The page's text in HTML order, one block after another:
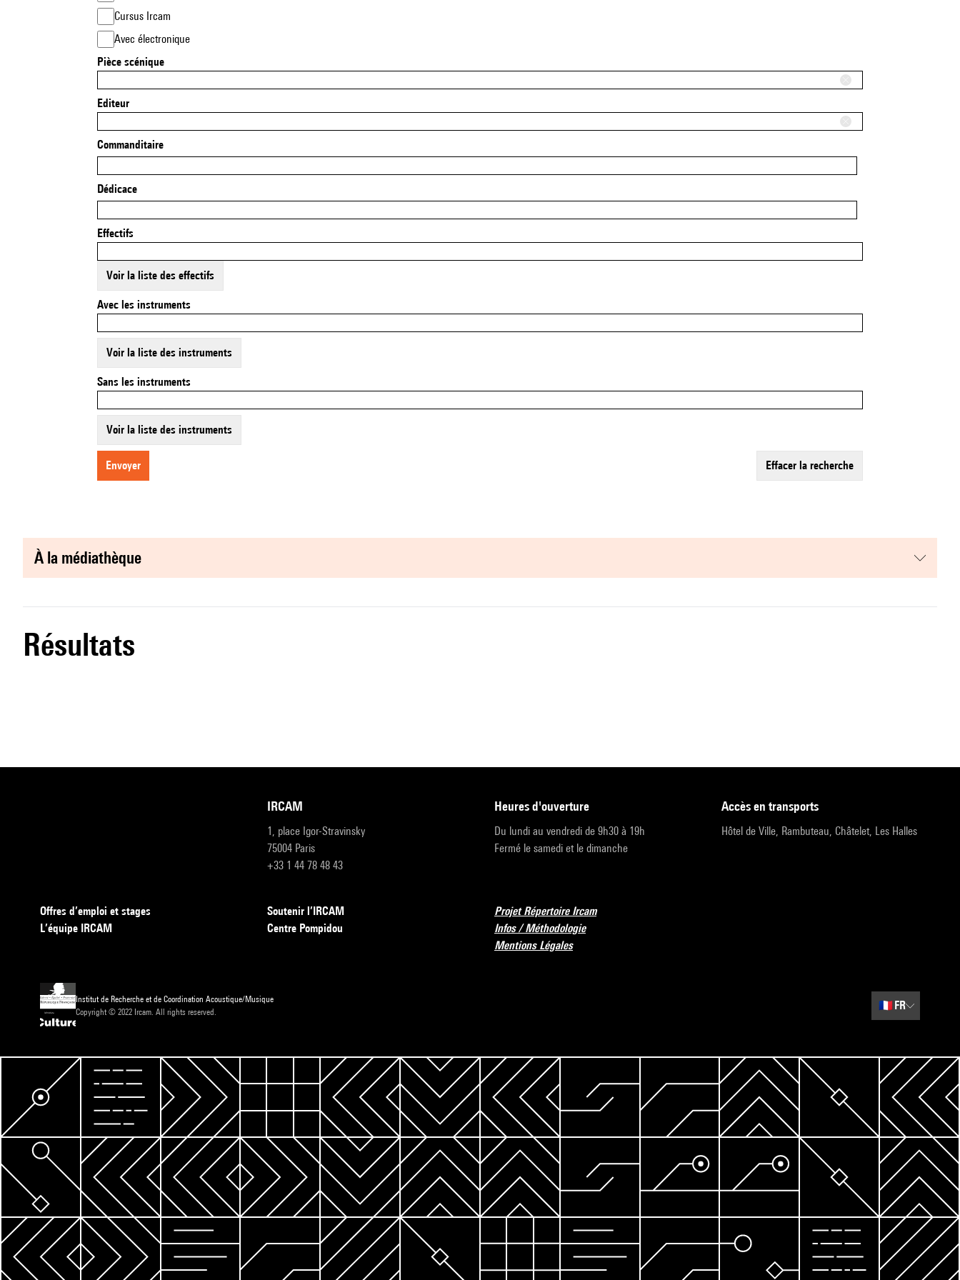
Cursus Ircam
Avec électronique
Pièce scénique
Editeur
Commanditaire
Dédicace
Effectifs
Voir la liste des effectifs
Avec les instruments
Voir la liste des instruments
Sans les instruments
Voir la liste des instruments
envoyer effacer la recherche
à la médiathèque
résultats
IRCAM
1, place Igor-Stravinsky
75004 Paris
+33 1 44 78 48 43
heures d'ouverture
Du lundi au vendredi de 9h30 à 19h
Fermé le samedi et le dimanche
accès en transports
Hôtel de Ville, Rambuteau, Châtelet, Les Halles
Offres d’emploi et stages
L’équipe IRCAM
Soutenir l’IRCAM
Centre Pompidou
Projet Répertoire Ircam
Infos / Méthodologie
Mentions Légales
Institut de Recherche et de Coordination Acoustique/Musique
Copyright © 2022 Ircam. All rights reserved.
🇫🇷 FR